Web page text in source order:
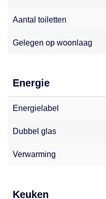
Aantal toiletten
Gelegen op woonlaag
Energie
Energielabel
Dubbel glas
Verwarming
Keuken